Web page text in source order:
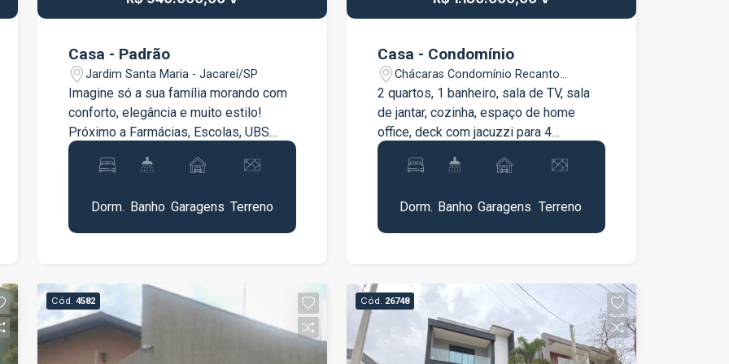
Casa - Padrão
Jardim Santa Maria - Jacareí/SP
Imagine só a sua família morando com
conforto, elegância e muito estilo!
Próximo a Farmácias, Escolas, UBS
localização e perto de tudo o que você
precisa. - 03 Dormitórios; - Sala ampla;
- Edícula com 2 dormitórios; - 5 vagas
de garagem. Agende ja sua visita com
Dorm. Banho Garagens Terreno
Casa - Condomínio
Chácaras Condomínio Recanto
Pássaros II - Jacareí/SP
2 quartos, 1 banheiro, sala de TV, sala
de jantar, cozinha, espaço de home
office, deck com jacuzzi para 4
pessoas, espaço para fogueira e
garagem para até 3 carros. Construção
jardim com paisagismo.
Dorm. Banho Garagens Terreno
Cód. 4582 Cód. 26748